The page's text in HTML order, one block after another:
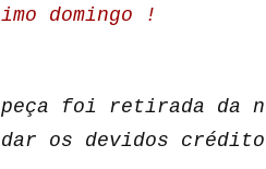
domingo !
peça foi retirada da
dar os devidos